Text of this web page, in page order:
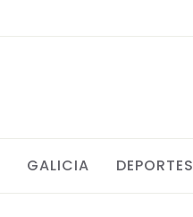
GALICIA DEPORTES